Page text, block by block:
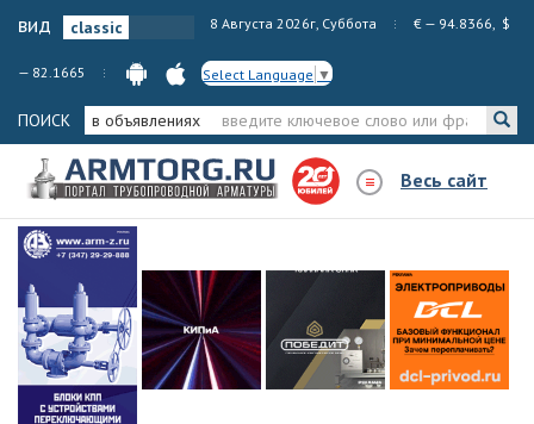
вид 8 Августа 2026г, Суббота € — 94.8366, $
— 82.1665 Select Language ▼
ПОИСК в объявлениях
Весь сайт